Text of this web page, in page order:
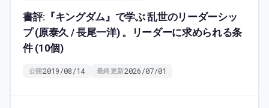
書評:『キングダム』で学ぶ 乱世のリーダーシッ
プ (原泰久 / 長尾一洋) 。リーダーに求められる条
件 (10個)
公開2019/08/14 最終更新2026/07/01